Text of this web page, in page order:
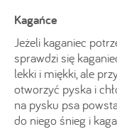
Kagańce
Jeżeli kaganiec
sprawdzi się
lekki i miękki, ale
otworzyć pyska i
na pysku psa
do niego śnieg i